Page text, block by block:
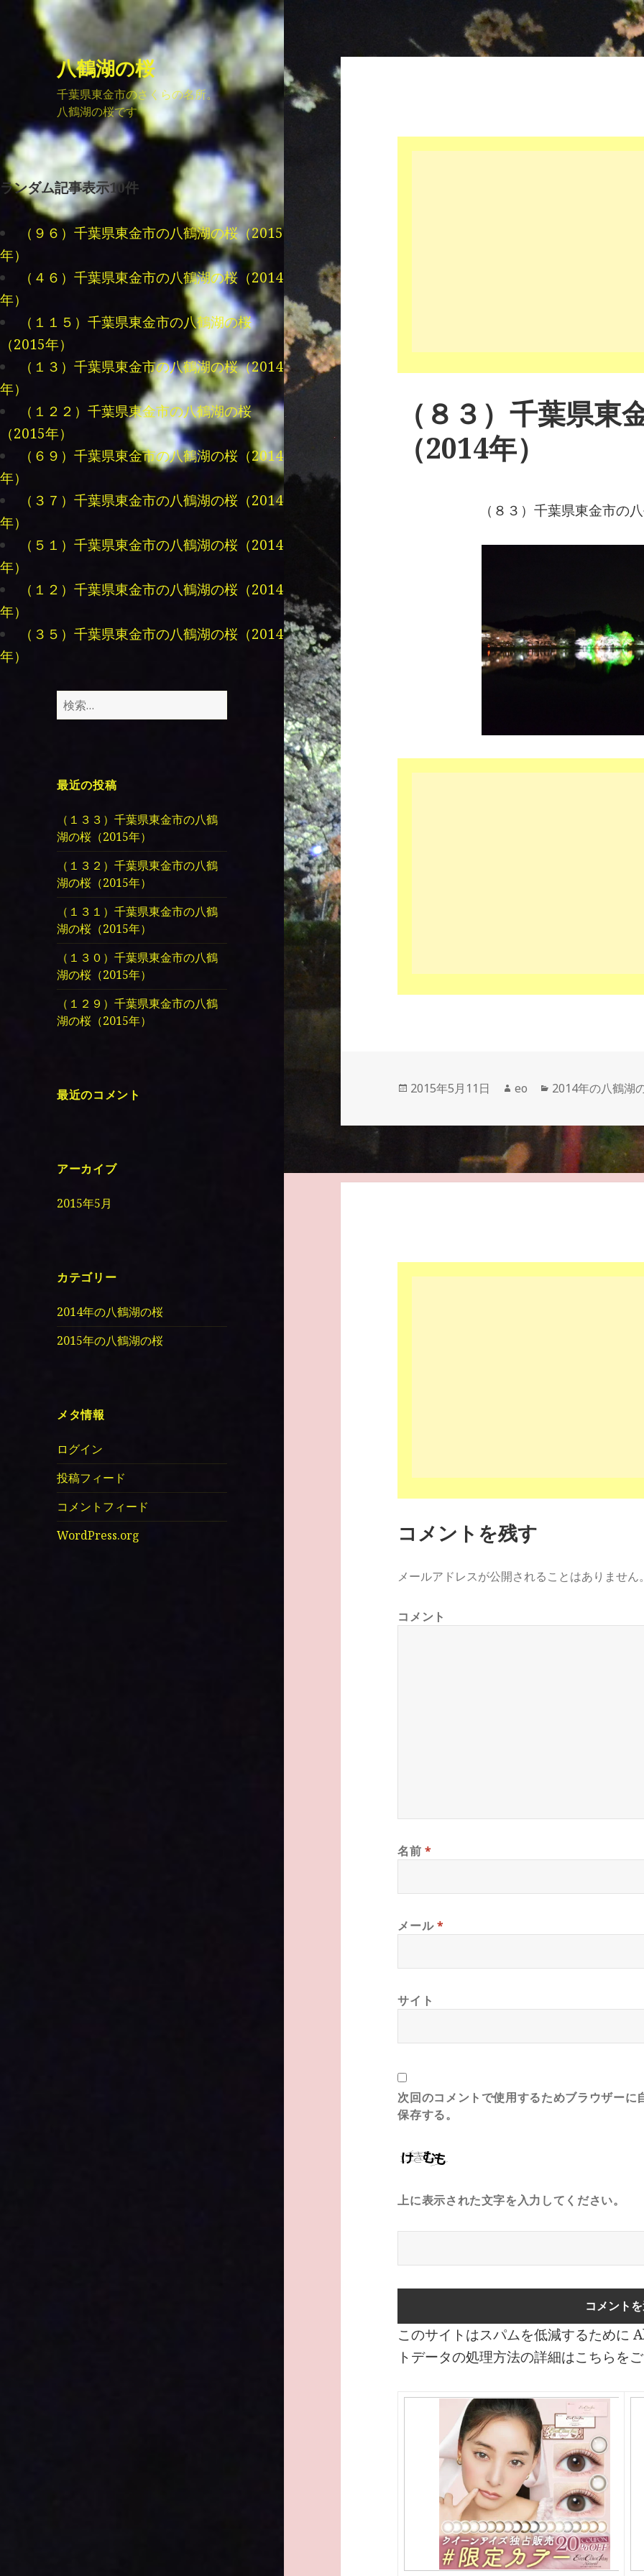
八鶴湖の桜
千葉県東金市のさくらの名所。
八鶴湖の桜です
ランダム記事表示10件
（９６）千葉県東金市の八鶴湖の桜（2015
年）
（４６）千葉県東金市の八鶴湖の桜（2014
年）
（１１５）千葉県東金市の八鶴湖の桜
（2015年）
（１３）千葉県東金市の八鶴湖の桜（2014
年）
（１２２）千葉県東金市の八鶴湖の桜
（2015年）
（６９）千葉県東金市の八鶴湖の桜（2014
年）
（３７）千葉県東金市の八鶴湖の桜（2014
年）
（５１）千葉県東金市の八鶴湖の桜（2014
年）
（１２）千葉県東金市の八鶴湖の桜（2014
年）
（３５）千葉県東金市の八鶴湖の桜（2014
年）
検
索:
最近の投稿
（１３３）千葉県東金市の八鶴
湖の桜（2015年）
（１３２）千葉県東金市の八鶴
湖の桜（2015年）
（１３１）千葉県東金市の八鶴
湖の桜（2015年）
（１３０）千葉県東金市の八鶴
湖の桜（2015年）
（１２９）千葉県東金市の八鶴
湖の桜（2015年）
最近のコメント
アーカイブ
2015年5月
カテゴリー
2014年の八鶴湖の桜
2015年の八鶴湖の桜
メタ情報
ログイン
投稿フィード
コメントフィード
WordPress.org
（８３）千葉県東
（2014年）
（８３）千葉県東金市の
投
日:
2015年5月11日
作
者
eo
カ
ゴ
リ
2014年の八鶴湖
コメントを残す
メールアドレスが公開されることはありません
コメント
名前*
メール*
サイト
次回のコメントで使用するためブラウザー
保存する。
上に表示された文字を入力してください。
このサイトはスパムを低減するために
トデータの処理方法の詳細はこちらを